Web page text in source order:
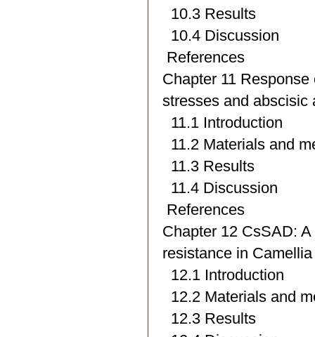
10.3 Results
10.4 Discussion
References
Chapter 11
stresses and abscisic
11.1 Introduction
11.2 Materials and
11.3 Results
11.4 Discussion
References
Chapter 12 CsSAD:
resistance in
12.1 Introduction
12.2 Materials and
12.3 Results